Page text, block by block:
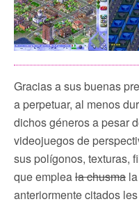
Gracias a sus buenas
a perpetuar, al menos
dichos géneros a pesar
videojuegos de
sus polígonos, texturas,
que empleala chusma
anteriormente citados